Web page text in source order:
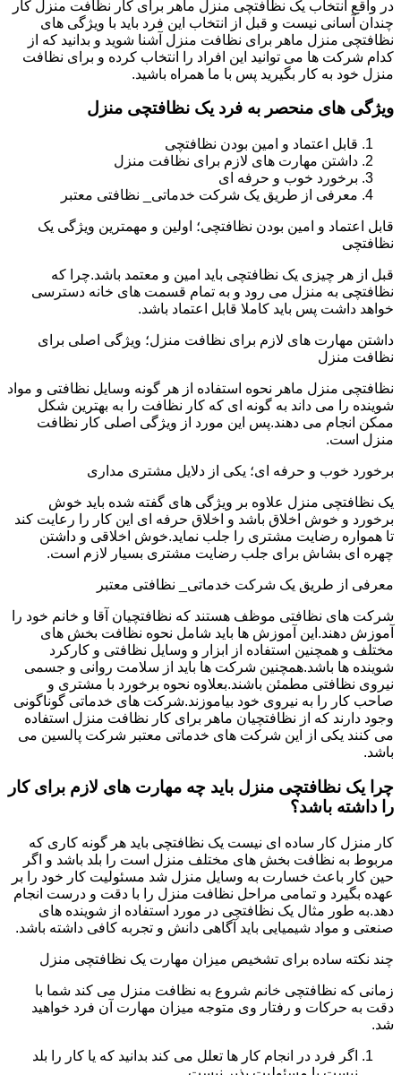
در واقع انتخاب یک نظافتچی منزل ماهر برای کار نظافت منزل کار
چندان آسانی نیست و قبل از انتخاب این فرد باید با ویژگی های
نظافتچی منزل ماهر برای نظافت منزل آشنا شوید و بدانید که از
کدام شرکت ها می توانید این افراد را انتخاب کرده و برای نظافت
منزل خود به کار بگیرید پس با ما همراه باشید.
ویژگی های منحصر به فرد یک نظافتچی منزل
قابل اعتماد و امین بودن نظافتچی
داشتن مهارت های لازم برای نظافت منزل
برخورد خوب و حرفه ای
معرفی از طریق یک شرکت خدماتی_ نظافتی معتبر
قابل اعتماد و امین بودن نظافتچی؛ اولین و مهمترین ویژگی یک
نظافتچی
قبل از هر چیزی یک نظافتچی باید امین و معتمد باشد.چرا که
نظافتچی به منزل می رود و به تمام قسمت های خانه دسترسی
خواهد داشت پس باید کاملا قابل اعتماد باشد.
داشتن مهارت های لازم برای نظافت منزل؛ ویژگی اصلی برای
نظافت منزل
نظافتچی منزل ماهر نحوه استفاده از هر گونه وسایل نظافتی و مواد
شوینده را می داند به گونه ای که کار نظافت را به بهترین شکل
ممکن انجام می دهند.پس این مورد از ویژگی اصلی کار نظافت
منزل است.
برخورد خوب و حرفه ای؛ یکی از دلایل مشتری مداری
یک نظافتچی منزل علاوه بر ویژگی های گفته شده باید خوش
برخورد و خوش اخلاق باشد و اخلاق حرفه ای این کار را رعایت کند
تا همواره رضایت مشتری را جلب نماید.خوش اخلاقی و داشتن
چهره ای بشاش برای جلب رضایت مشتری بسیار لازم است.
معرفی از طریق یک شرکت خدماتی_ نظافتی معتبر
شرکت های نظافتی موظف هستند که نظافتچیان آقا و خانم خود را
آموزش دهند.این آموزش ها باید شامل نحوه نظافت بخش های
مختلف و همچنین استفاده از ابزار و وسایل نظافتی و کارکرد
شوینده ها باشد.همچنین شرکت ها باید از سلامت روانی و جسمی
نیروی نظافتی مطمئن باشند.بعلاوه نحوه برخورد با مشتری و
صاحب کار را به نیروی خود بیاموزند.شرکت های خدماتی گوناگونی
وجود دارند که از نظافتچیان ماهر برای کار نظافت منزل استفاده
می کنند یکی از این شرکت های خدماتی معتبر شرکت پالسین می
باشد.
چرا یک نظافتچی منزل باید چه مهارت های لازم برای کار
را داشته باشد؟
کار منزل کار ساده ای نیست یک نظافتچی باید هر گونه کاری که
مربوط به نظافت بخش های مختلف منزل است را بلد باشد و اگر
حین کار باعث خسارت به وسایل منزل شد مسئولیت کار خود را بر
عهده بگیرد و تمامی مراحل نظافت منزل را با دقت و درست انجام
دهد.به طور مثال یک نظافتچی در مورد استفاده از شوینده های
صنعتی و مواد شیمیایی باید آگاهی دانش و تجربه کافی داشته باشد.
چند نکته ساده برای تشخیص میزان مهارت یک نظافتچی منزل
زمانی که نظافتچی خانم شروع به نظافت منزل می کند شما با
دقت به حرکات و رفتار وی متوجه میزان مهارت آن فرد خواهید
شد.
اگر فرد در انجام کار ها تعلل می کند بدانید که یا کار را بلد